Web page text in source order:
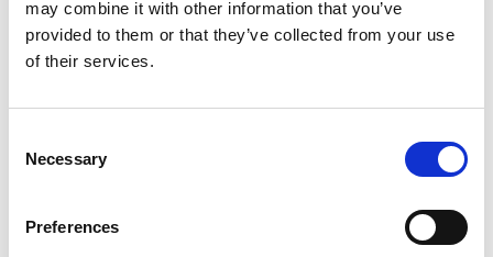
may combine it with other information that you’ve
provided to them or that they’ve collected from your use
of their services.
Selection
Necessary
Preferences
Relaterede varer